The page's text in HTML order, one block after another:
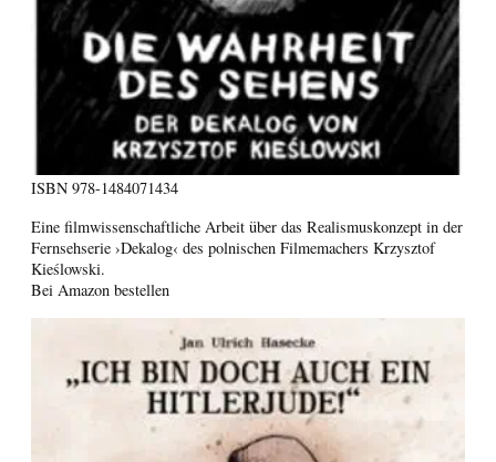
ISBN 978-1484071434
Eine filmwissenschaftliche Arbeit über das Realismuskonzept in der
Fernsehserie ›Dekalog‹ des polnischen Filmemachers Krzysztof
Kieślowski.
Bei Amazon bestellen